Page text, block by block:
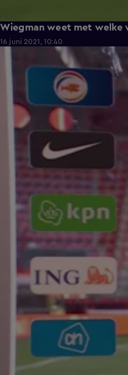
Wiegman weet met welke
16 juni 2021, 10:40